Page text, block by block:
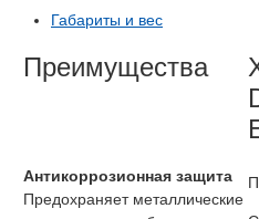
Габариты и вес
Преимущества
Антикоррозионная защита
Предохраняет металлические